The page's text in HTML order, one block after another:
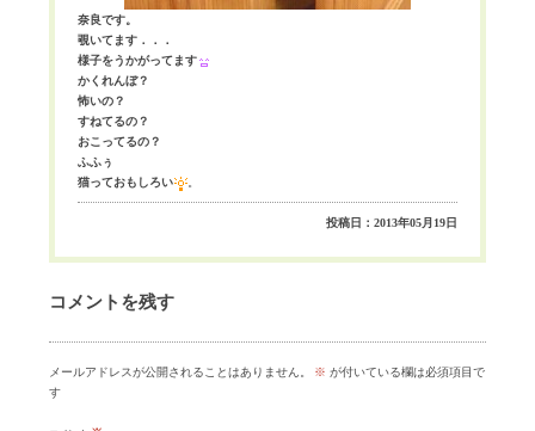
奈良です。
覗いてます．．．
様子をうかがってます
かくれんぼ？
怖いの？
すねてるの？
おこってるの？
ふふぅ
猫っておもしろい
。
投稿日：2013年05月19日
コメントを残す
メールアドレスが公開されることはありません。 ※ が付いている欄は必須項目で
す